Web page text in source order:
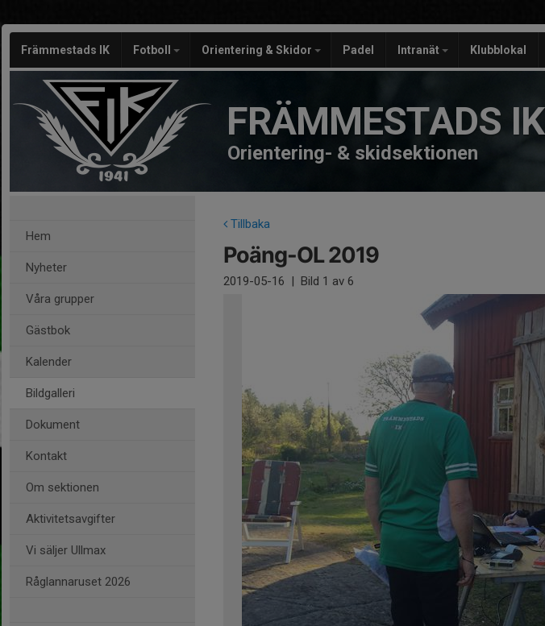
Främmestads IK Fotboll Orientering & Skidor Padel Intranät Klubblokal
FRÄMMESTADS IK
Orientering- & skidsektionen
Hem
Nyheter
Våra grupper
Gästbok
Kalender
Bildgalleri
Dokument
Kontakt
Om sektionen
Aktivitetsavgifter
Vi säljer Ullmax
Råglannaruset 2026
Tillbaka
Poäng-OL 2019
2019-05-16 | Bild 1 av 6